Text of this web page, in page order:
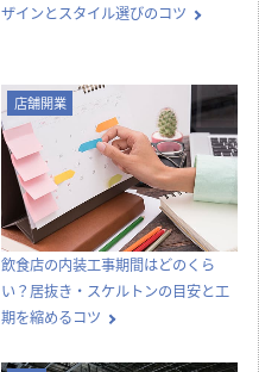
ザインとスタイル選びのコツ
店舗開業
飲食店の内装工事期間はどのくら
い？居抜き・スケルトンの目安と工
期を縮めるコツ